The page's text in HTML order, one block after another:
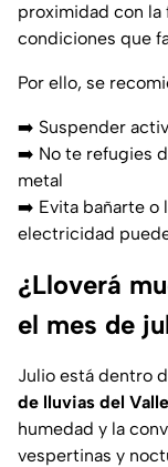
proximidad con la
condiciones que
Por ello, se
➡️ Suspender
➡️ No te refugies
metal
➡️ Evita bañarte o
electricidad
¿Lloverá
el mes de
Julio está dentro
de lluvias del
humedad y la
vespertinas y